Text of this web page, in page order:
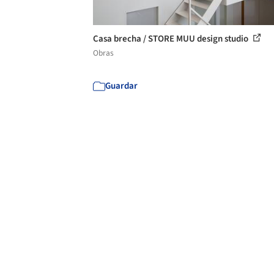
Casa brecha / STORE MUU design studio
Obras
Guardar